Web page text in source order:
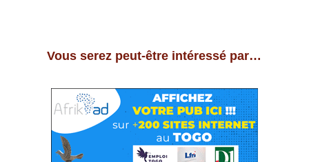
Vous serez peut-être intéressé par…